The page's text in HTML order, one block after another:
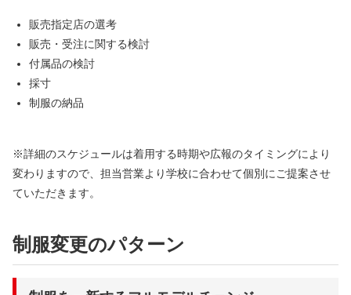
販売指定店の選考
販売・受注に関する検討
付属品の検討
採寸
制服の納品
※詳細のスケジュールは着用する時期や広報のタイミングにより
変わりますので、担当営業より学校に合わせて個別にご提案させ
ていただきます。
制服変更のパターン